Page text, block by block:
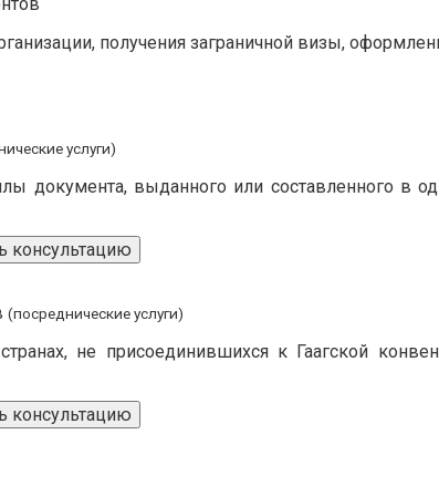
получения заграничной визы,
услуги)
документа, выданного или составленного в
консультацию
(посреднические услуги)
не присоединившихся к Гаагской
консультацию